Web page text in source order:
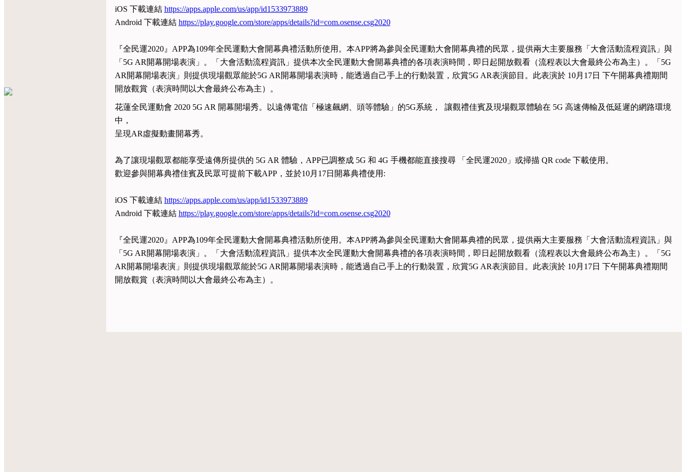
iOS 下載連結 https://apps.apple.com/us/app/id1533973889
Android 下載連結 https://play.google.com/store/apps/details?id=com.osense.csg2020
『全民運2020』APP為109年全民運動大會開幕典禮活動所使用。本APP將為參與全民運動大會開幕典禮的民眾，提供兩大主要服務「大會活動流程資訊」與
「5G AR開幕開場表演」。「大會活動流程資訊」提供本次全民運動大會開幕典禮的各項表演時間，即日起開放觀看（流程表以大會最終公布為主）。「5G
AR開幕開場表演」則提供現場觀眾能於5G AR開幕開場表演時，能透過自己手上的行動裝置，欣賞5G AR表演節目。此表演於 10月17日 下午開幕典禮期間
開放觀賞（表演時間以大會最終公布為主）。
花蓮全民運動會 2020 5G AR 開幕開場秀。以遠傳電信「極速飆網、頭等體驗」的5G系統， 讓觀禮佳賓及現場觀眾體驗在 5G 高速傳輸及低延遲的網路環境
中，
呈現AR虛擬動畫開幕秀。
為了讓現場觀眾都能享受遠傳所提供的 5G AR 體驗，APP已調整成 5G 和 4G 手機都能直接搜尋 「全民運2020」或掃描 QR code 下載使用。
歡迎參與開幕典禮佳賓及民眾可提前下載APP，並於10月17日開幕典禮使用:
iOS 下載連結 https://apps.apple.com/us/app/id1533973889
Android 下載連結 https://play.google.com/store/apps/details?id=com.osense.csg2020
『全民運2020』APP為109年全民運動大會開幕典禮活動所使用。本APP將為參與全民運動大會開幕典禮的民眾，提供兩大主要服務「大會活動流程資訊」與
「5G AR開幕開場表演」。「大會活動流程資訊」提供本次全民運動大會開幕典禮的各項表演時間，即日起開放觀看（流程表以大會最終公布為主）。「5G
AR開幕開場表演」則提供現場觀眾能於5G AR開幕開場表演時，能透過自己手上的行動裝置，欣賞5G AR表演節目。此表演於 10月17日 下午開幕典禮期間
開放觀賞（表演時間以大會最終公布為主）。